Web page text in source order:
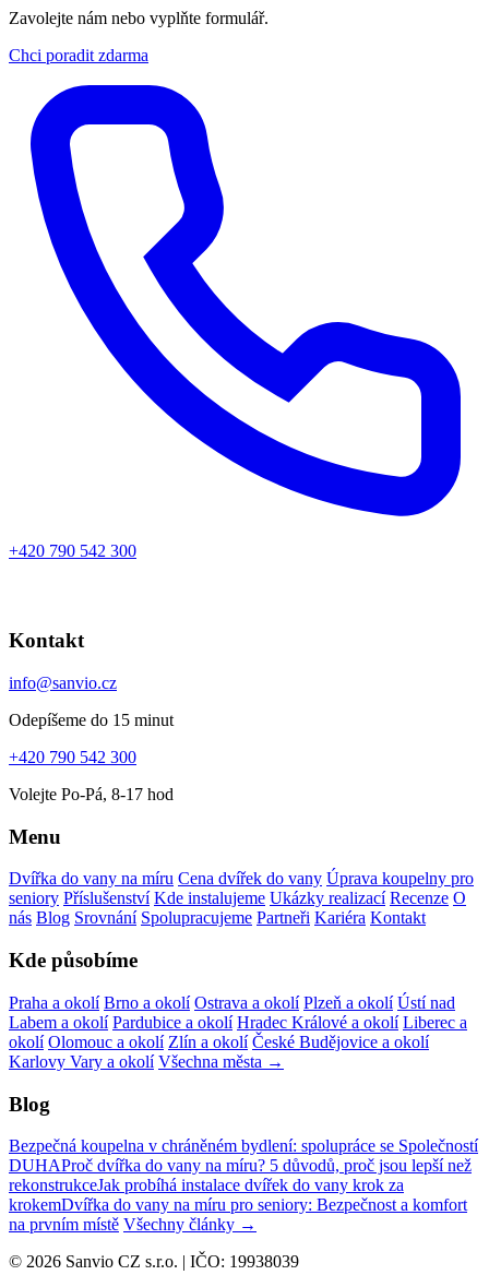
Zavolejte nám nebo vyplňte formulář.
Chci poradit zdarma
+420 790 542 300
Kontakt
info@sanvio.cz
Odepíšeme do 15 minut
+420 790 542 300
Volejte Po-Pá, 8-17 hod
Menu
Dvířka do vany na míru Cena dvířek do vany Úprava koupelny pro
seniory Příslušenství Kde instalujeme Ukázky realizací Recenze O
nás Blog Srovnání Spolupracujeme Partneři Kariéra Kontakt
Kde působíme
Praha a okolí Brno a okolí Ostrava a okolí Plzeň a okolí Ústí nad
Labem a okolí Pardubice a okolí Hradec Králové a okolí Liberec a
okolí Olomouc a okolí Zlín a okolí České Budějovice a okolí
Karlovy Vary a okolí Všechna města →
Blog
Bezpečná koupelna v chráněném bydlení: spolupráce se Společností
DUHAProč dvířka do vany na míru? 5 důvodů, proč jsou lepší než
rekonstrukceJak probíhá instalace dvířek do vany krok za
krokemDvířka do vany na míru pro seniory: Bezpečnost a komfort
na prvním místě Všechny články →
© 2026 Sanvio CZ s.r.o. | IČO: 19938039